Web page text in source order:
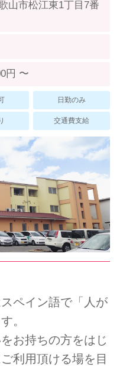
はこちら
コラム
ットについて
事について
声
一覧
山市松江東1丁目7番
円 〜
日勤のみ
交通費支給
ペイン語で「人が
。
お持ちの方をはじ
利用頂ける場を目